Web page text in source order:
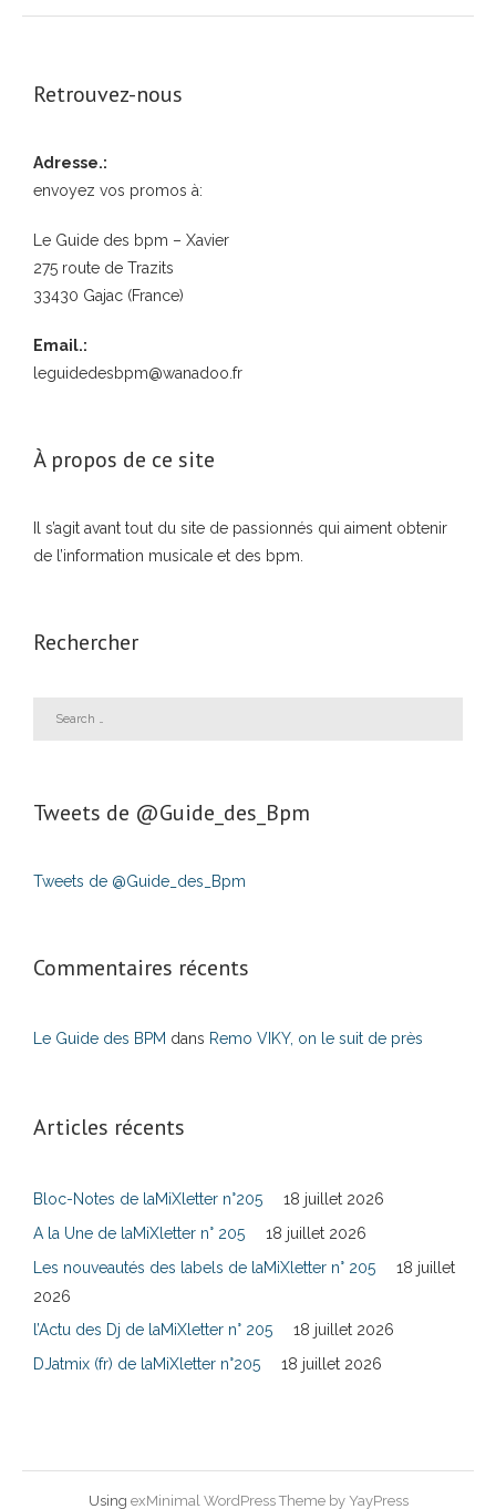
Retrouvez-nous
Adresse.:
envoyez vos promos à:
Le Guide des bpm – Xavier
275 route de Trazits
33430 Gajac (France)
Email.:
leguidedesbpm@wanadoo.fr
À propos de ce site
Il s’agit avant tout du site de passionnés qui aiment obtenir
de l’information musicale et des bpm.
Rechercher
Tweets de ‎@Guide_des_Bpm
Tweets de @Guide_des_Bpm
Commentaires récents
Le Guide des BPM dans Remo VIKY, on le suit de près
Articles récents
Bloc-Notes de laMiXletter n°205
18 juillet 2026
A la Une de laMiXletter n° 205
18 juillet 2026
Les nouveautés des labels de laMiXletter n° 205
18 juillet
2026
l’Actu des Dj de laMiXletter n° 205
18 juillet 2026
DJatmix (fr) de laMiXletter n°205
18 juillet 2026
Using exMinimal WordPress Theme by YayPress